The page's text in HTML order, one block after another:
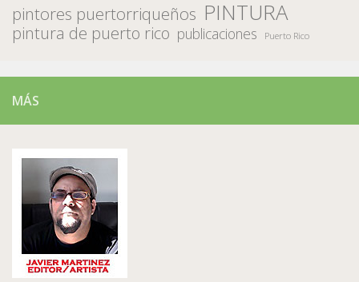
pintores puertorriqueños PINTURA
pintura de puerto rico publicaciones Puerto Rico
MÁS